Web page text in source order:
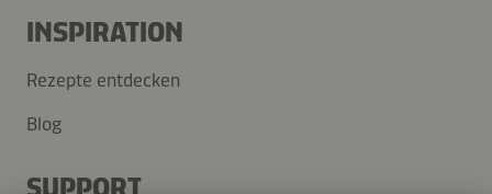
INSPIRATION
Rezepte entdecken
Blog